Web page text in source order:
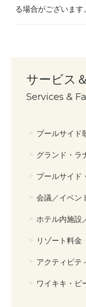
る場合がございます
サービス
Services &
プールサイド
グランド・ラ
プールサイド
会議／イベン
ホテル内施設
リゾート料金
アクティビテ
ワイキキ・ビ